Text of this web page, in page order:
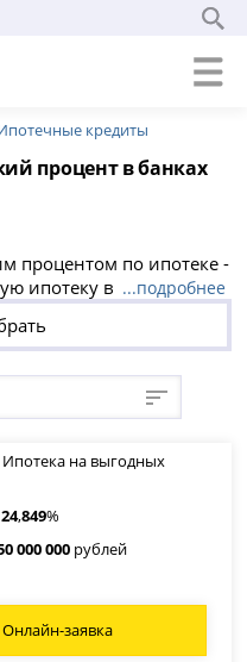
кредиты
процент в банках
процентом по ипотеке -
ипотеку в банках
новостройку.
по ипотеке в
...подробнее
на выгодных
24,849%
000 000 рублей
Онлайн-заявка